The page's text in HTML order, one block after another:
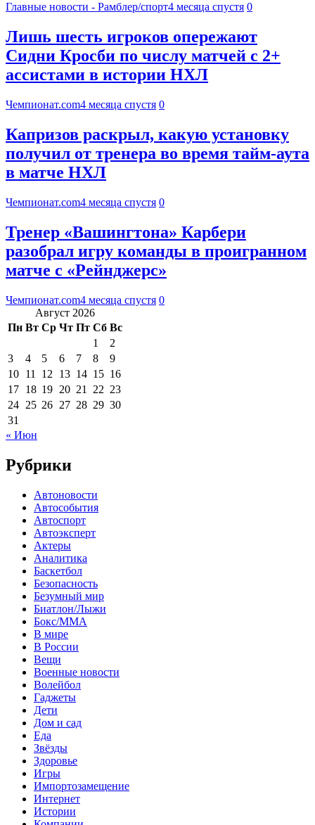
Главные новости - Рамблер/спорт4 месяца спустя 0
Лишь шесть игроков опережают
Сидни Кросби по числу матчей с 2+
ассистами в истории НХЛ
Чемпионат.com4 месяца спустя 0
Капризов раскрыл, какую установку
получил от тренера во время тайм-аута
в матче НХЛ
Чемпионат.com4 месяца спустя 0
Тренер «Вашингтона» Карбери
разобрал игру команды в проигранном
матче с «Рейнджерс»
Чемпионат.com4 месяца спустя 0
Август 2026
Пн Вт Ср Чт Пт Сб Вс
1
2
3
4 5 6 7 8
9
10 11 12 13 14 15 16
17 18 19 20 21 22 23
24 25 26 27 28 29 30
31
« Июн
Рубрики
Автоновости
Автособытия
Автоспорт
Автоэксперт
Актеры
Аналитика
Баскетбол
Безопасность
Безумный мир
Биатлон/Лыжи
Бокс/MMA
В мире
В России
Вещи
Военные новости
Волейбол
Гаджеты
Дети
Дом и сад
Еда
Звёзды
Здоровье
Игры
Импортозамещение
Интернет
Истории